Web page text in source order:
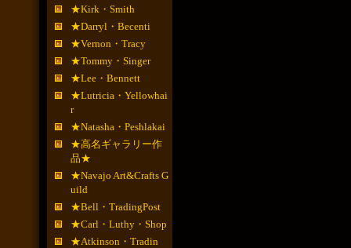
★Kirk・Smith
★Darryl・Becenti
★Vernon・Tracy
★Tommy・Singer
★Lee・Bennett
★Lutricia・Yellowhai
r
★Natasha・Peshlakai
★高名ギャラリー作
品★
★Navajo Art&Crafts G
uild
★Bell・TradingPost
★Carl・Luthy・Shop
★Atkinson・Tradin